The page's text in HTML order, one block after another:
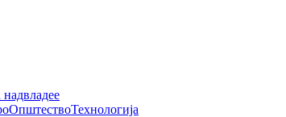
надвладее
ОпштествоТехнологија